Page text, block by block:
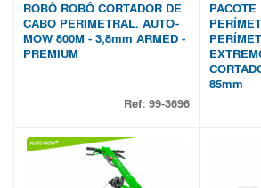
ROBÔ ROBÔ CORTADOR DE
CABO PERIMETRAL. AUTO-
MOW 800M - 3,8mm ARMED -
PREMIUM
Ref: 99-3696
PACOTE
85mm